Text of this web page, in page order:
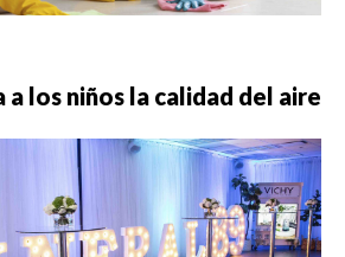
a los niños la calidad del aire